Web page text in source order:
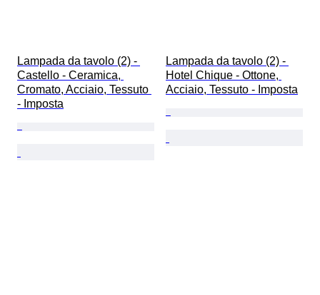
Lampada da tavolo (2) -
Castello - Ceramica,
Cromato, Acciaio, Tessuto
- Imposta
Lampada da tavolo (2) -
Hotel Chique - Ottone,
Acciaio, Tessuto - Imposta